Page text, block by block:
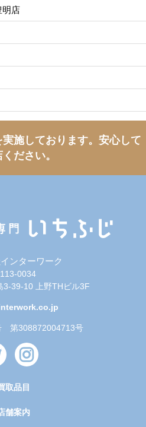
明店
施しております。 安心して
ださい。
ンターワーク
0034
3-39-10 上野THビル3F
第308872004713号
取品目
舗案内